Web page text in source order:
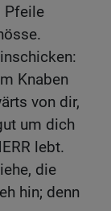
Pfeile
Knaben
von dir,
um dich
lebt.
die
hin; denn